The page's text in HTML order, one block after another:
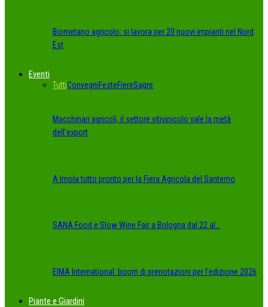
Biometano agricolo: si lavora per 20 nuovi impianti nel Nord
Est
Eventi
TuttiConvegniFesteFiereSagre
Macchinari agricoli, il settore vitivinicolo vale la metà
dell’export
A Imola tutto pronto per la Fiera Agricola del Santerno
SANA Food e Slow Wine Fair a Bologna dal 22 al…
EIMA International: boom di prenotazioni per l’edizione 2026
Piante e Giardini